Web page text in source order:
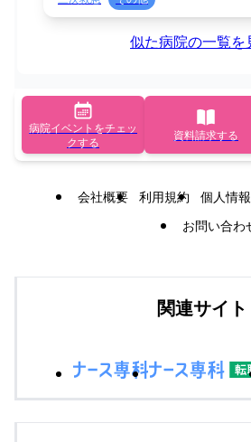
似た病院の一覧を
病院イベントをチェッ
クする
資料請求する
会社概要 利用規約 個人情
お問い合わ
関連サイト